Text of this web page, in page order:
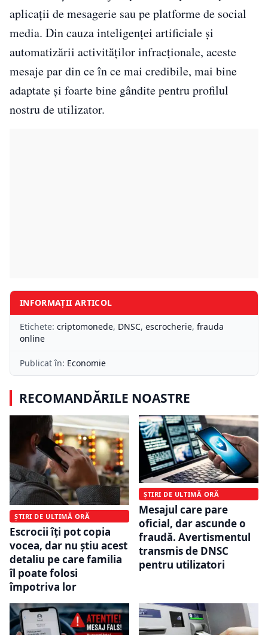
aplicații de mesagerie sau pe platforme de social
media. Din cauza inteligenței artificiale și
automatizării activităților infracționale, aceste
mesaje par din ce în ce mai credibile, mai bine
adaptate și foarte bine gândite pentru profilul
nostru de utilizator.
INFORMAȚII ARTICOL
Etichete: criptomonede, DNSC, escrocherie, frauda
online
Publicat în: Economie
RECOMANDĂRILE NOASTRE
ȘTIRI DE ULTIMĂ ORĂ
Escrocii îți pot copia
vocea, dar nu știu acest
detaliu pe care familia
îl poate folosi
împotriva lor
ȘTIRI DE ULTIMĂ ORĂ
Mesajul care pare
oficial, dar ascunde o
fraudă. Avertismentul
transmis de DNSC
pentru utilizatori